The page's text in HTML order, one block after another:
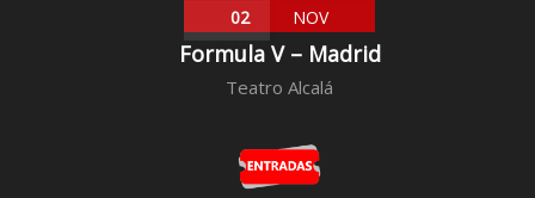
02 NOV
Formula V – Madrid
Teatro Alcalá